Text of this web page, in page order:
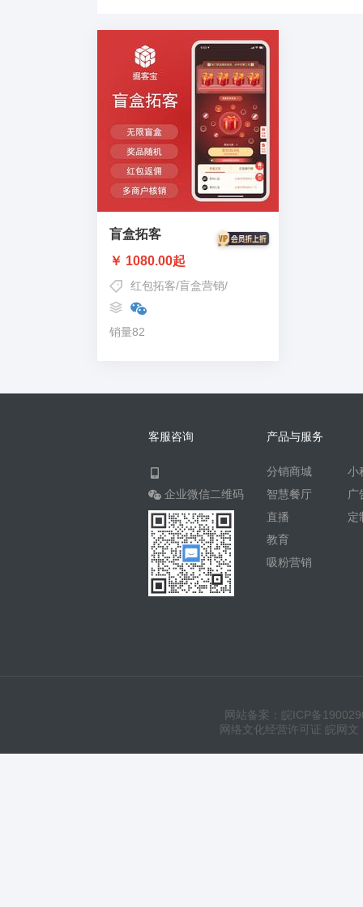
盲盒拓客
￥ 1080.00起
红包拓客/盲盒营销/
销量82
客服咨询
企业微信二维码
产品与服务
分销商城
智慧餐厅
直播
教育
吸粉营销
小
广
定
网站备案：皖ICP备
网络文化经营许可证 皖网